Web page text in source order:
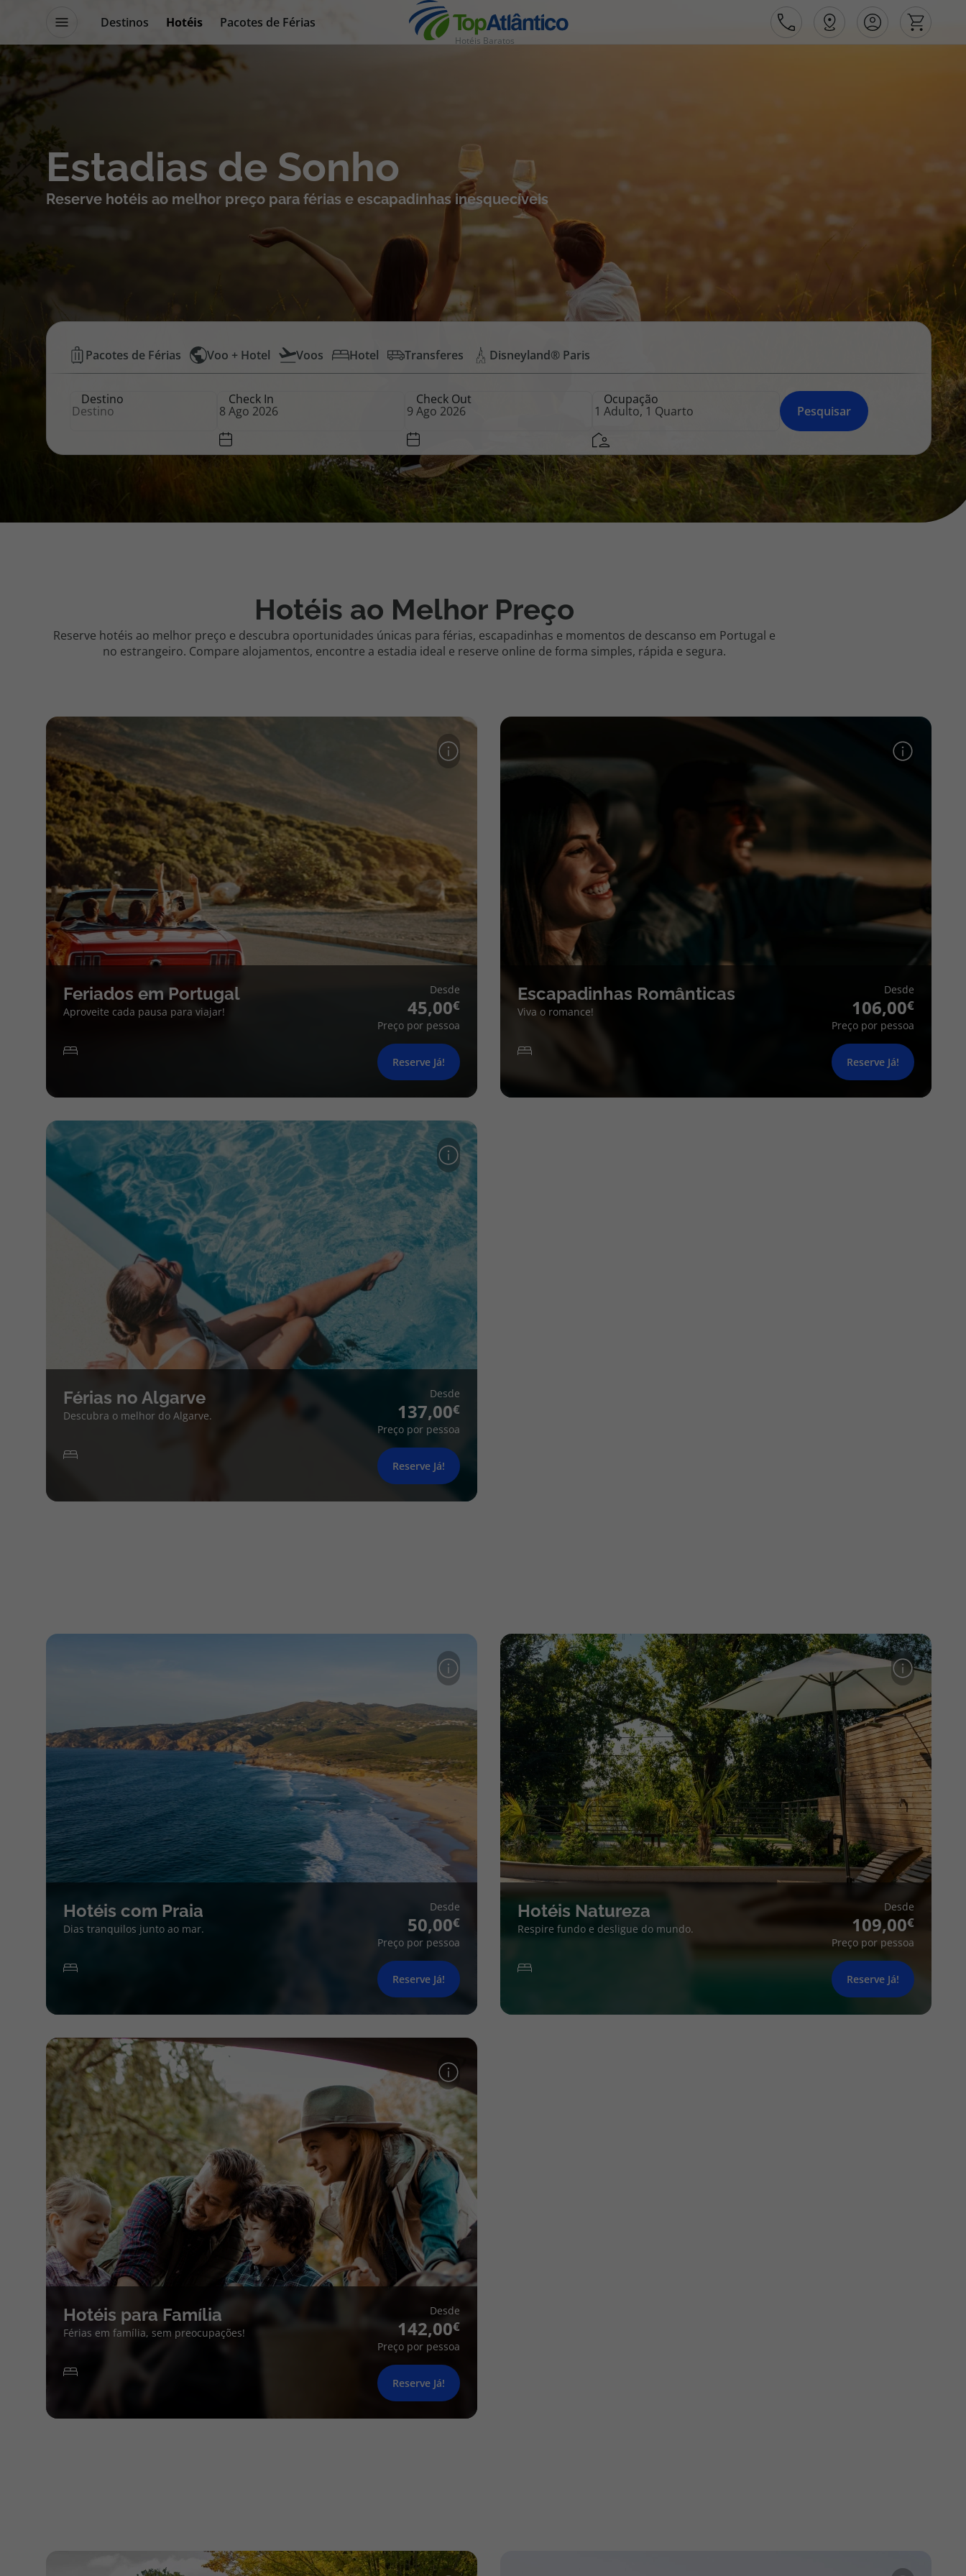
Destinos Hotéis
Pacotes de Férias
Promoções
Blog TopViagens Hotéis Baratos
Destinos
Voos
Pacotes de Férias
Disneyland ® Paris
Cruzeiros
Promoções
Cheque Viagem
Blog TopViagens
Apoio ao cliente no Estrangeiro
facilidade na marcação das suas viagens, tem ainda ao seu
dispor o nosso call center a funcionar todos os dias úteis das
10:00 às 20:00 e Sábado das 10:00 às 14:00.
Estadias de Sonho
Reserve hotéis ao melhor preço para férias e escapadinhas inesquecíveis
Hotéis
Baratos
Top
Pacotes de Férias Voo + Hotel Voos Hotel Transferes Disneyland® Paris
Destino Check In Check Out Ocupação
Pesquisar
Hotéis ao Melhor Preço
Reserve hotéis ao melhor preço e descubra oportunidades únicas para férias, escapadinhas e momentos de descanso em Portugal e
no estrangeiro. Compare alojamentos, encontre a estadia ideal e reserve online de forma simples, rápida e segura.
Feriados em Portugal
Aproveite cada pausa para viajar!
Desde
45,00
Preço por pessoa
Reserve Já!
Escapadinhas Românticas
Viva o romance!
Desde
106,00
Preço por pessoa
Reserve Já!
Férias no Algarve
Descubra o melhor do Algarve.
Desde
137,00
Preço por pessoa
Reserve Já!
Hotéis com Praia
Dias tranquilos junto ao mar.
Desde
50,00
Preço por pessoa
Reserve Já!
Hotéis Natureza
Respire fundo e desligue do mundo.
Desde
109,00
Preço por pessoa
Reserve Já!
Hotéis para Família
Férias em família, sem preocupações!
Desde
142,00
Preço por pessoa
Reserve Já!